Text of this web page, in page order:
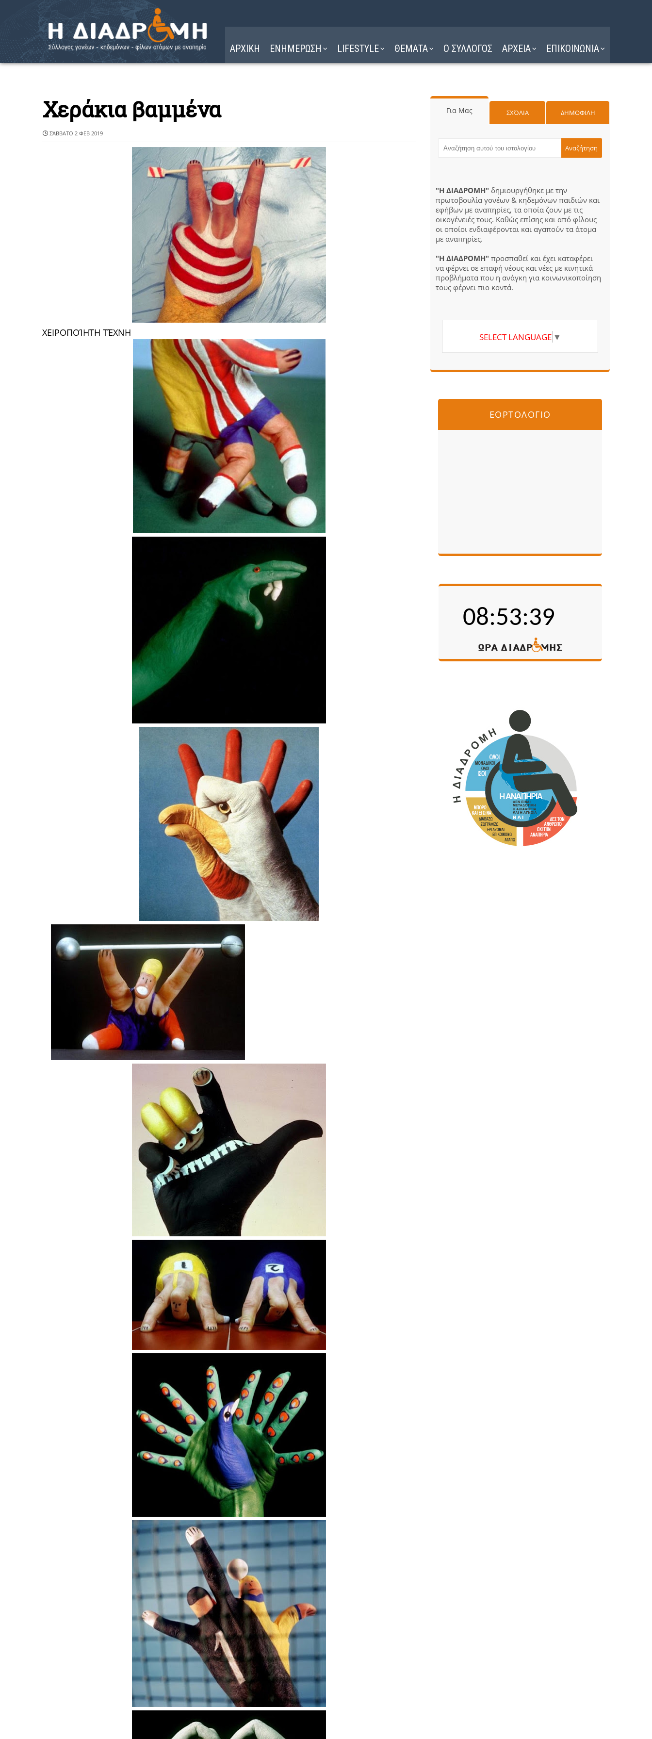
ΑΡΧΙΚΗ ΕΝΗΜΕΡΩΣΗ LIFESTYLE ΘΕΜΑΤΑ Ο ΣΥΛΛΟΓΟΣ ΑΡΧΕΙΑ ΕΠΙΚΟΙΝΩΝΙΑ
Χεράκια βαμμένα
ΣΆΒΒΑΤΟ 2 ΦΕΒ 2019
ΧΕΙΡΟΠΟΊΗΤΗ ΤΈΧΝΗ
Για Μας ΣΧΌΛΙΑ ΔΗΜΟΦΙΛΗ
"Η ΔΙΑΔΡΟΜΗ" δημιουργήθηκε με την
πρωτοβουλία γονέων & κηδεμόνων παιδιών και
εφήβων με αναπηρίες, τα οποία ζουν με τις
οικογένειές τους. Καθώς επίσης και από φίλους
οι οποίοι ενδιαφέρονται και αγαπούν τα άτομα
με αναπηρίες.
"Η ΔΙΑΔΡΟΜΗ" προσπαθεί και έχει καταφέρει
να φέρνει σε επαφή νέους και νέες με κινητικά
προβλήματα που η ανάγκη για κοινωνικοποίηση
τους φέρνει πιο κοντά.
SELECT LANGUAGE ▼
ΕΟΡΤΟΛΟΓΙΟ